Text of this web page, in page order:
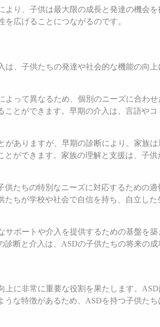
り、子供は最大限の成長と発達の機会
広げることにつながるのです。
、子供たちの発達や社会的な機能の向
って異なるため、個別のニーズに合わ
とができます。早期の介入は、言語や
ありますが、早期の診断により、家族
ができます。家族の理解と支援は、子
たちの特別なニーズに対応するための
ちが学校や社会で自信を持ち、自立し
ポートや介入を提供するための基盤を
断と介入は、ASDの子供たちの将来の成
に非常に重要な役割を果たします。
な特徴があるため、ASDを持つ子供た